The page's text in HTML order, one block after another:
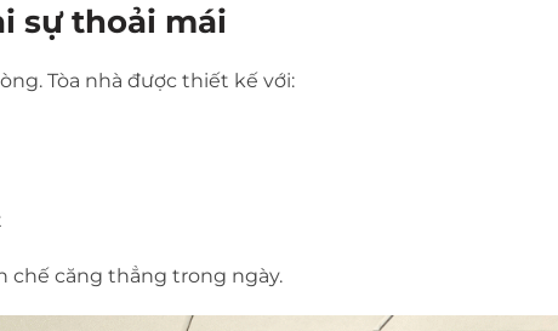
sự thoải mái
Tòa nhà được thiết kế với:
chế căng thẳng trong ngày.